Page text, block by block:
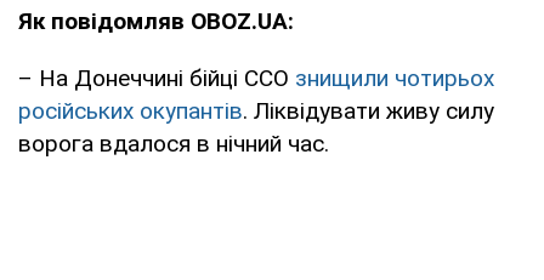
Як повідомляв OBOZ.UA:
– На Донеччині бійці ССО знищили чотирьох
російських окупантів. Ліквідувати живу силу
ворога вдалося в нічний час.